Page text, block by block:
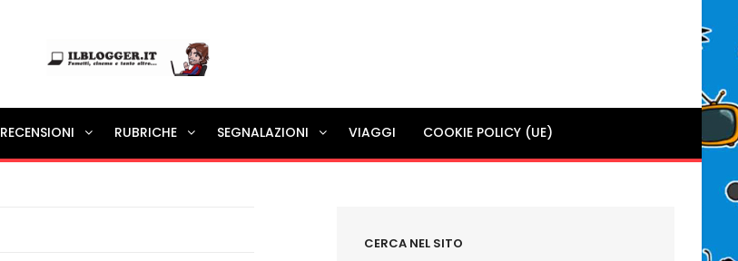
Ilblogger.it
Il portalino di blog |
RECENSIONI RUBRICHE SEGNALAZIONI VIAGGI COOKIE POLICY (UE)
CERCA NEL SITO